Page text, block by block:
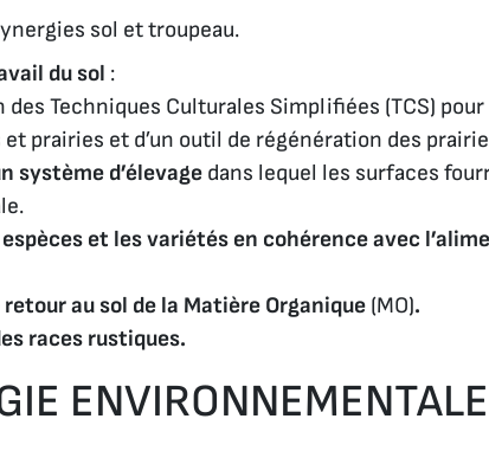
sol et troupeau.
du sol :
des Techniques Culturales Simplifiées (TCS)
et prairies et d’un outil de régénération des
système d’élevage dans lequel les surfaces
et les variétés en cohérence avec
au sol de la Matière Organique (MO).
races rustiques.